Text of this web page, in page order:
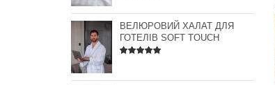
ВЕЛЮРОВИЙ ХАЛАТ ДЛЯ
ГОТЕЛІВ SOFT TOUCH